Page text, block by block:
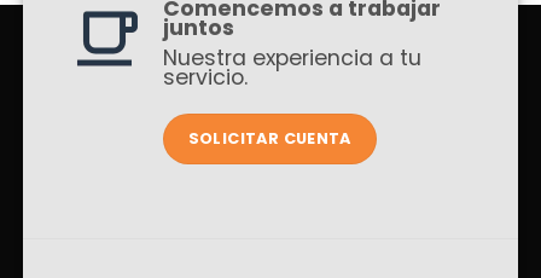
Comencemos a trabajar
juntos
Nuestra experiencia a tu
servicio.
SOLICITAR CUENTA